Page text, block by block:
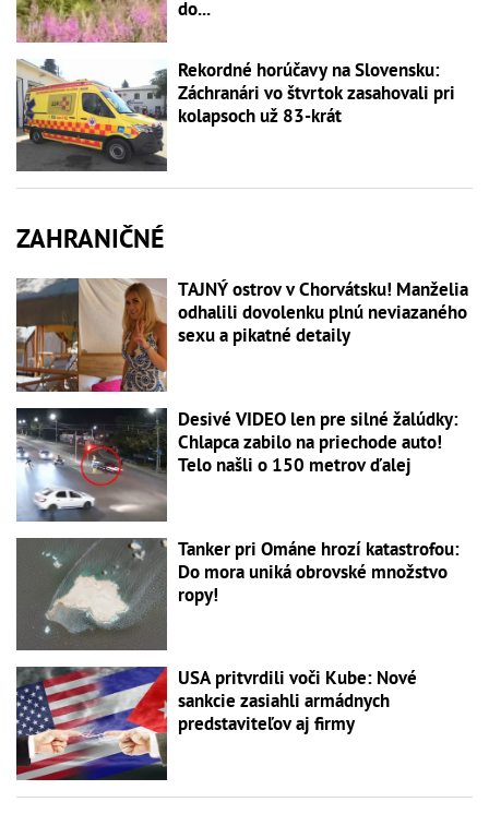
do...
Rekordné horúčavy na Slovensku:
Záchranári vo štvrtok zasahovali pri
kolapsoch už 83-krát
ZAHRANIČNÉ
TAJNÝ ostrov v Chorvátsku! Manželia
odhalili dovolenku plnú neviazaného
sexu a pikatné detaily
Desivé VIDEO len pre silné žalúdky:
Chlapca zabilo na priechode auto!
Telo našli o 150 metrov ďalej
Tanker pri Ománe hrozí katastrofou:
Do mora uniká obrovské množstvo
ropy!
USA pritvrdili voči Kube: Nové
sankcie zasiahli armádnych
predstaviteľov aj firmy